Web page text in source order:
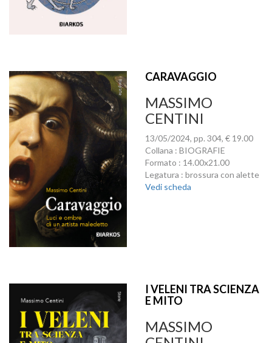
CARAVAGGIO
MASSIMO
CENTINI
13/05/2024, pp. 304, € 19.00
Collana : BIOGRAFIE
Formato : 14.00x21.00
Legatura : brossura con alette
Vedi scheda
I VELENI TRA SCIENZA
E MITO
MASSIMO